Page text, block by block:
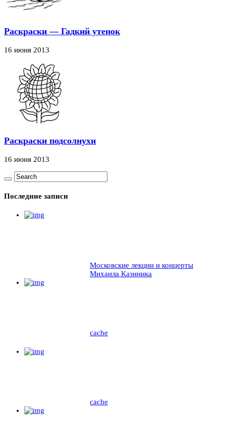
Раскраски — Гадкий утенок
16 июня 2013
Раскраски подсолнухи
16 июня 2013
Последние записи
Московские лекции и концерты
Михаила Казиника
cache
cache